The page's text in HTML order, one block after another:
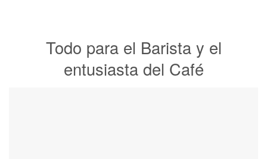
Todo para el Barista y el
entusiasta del Café